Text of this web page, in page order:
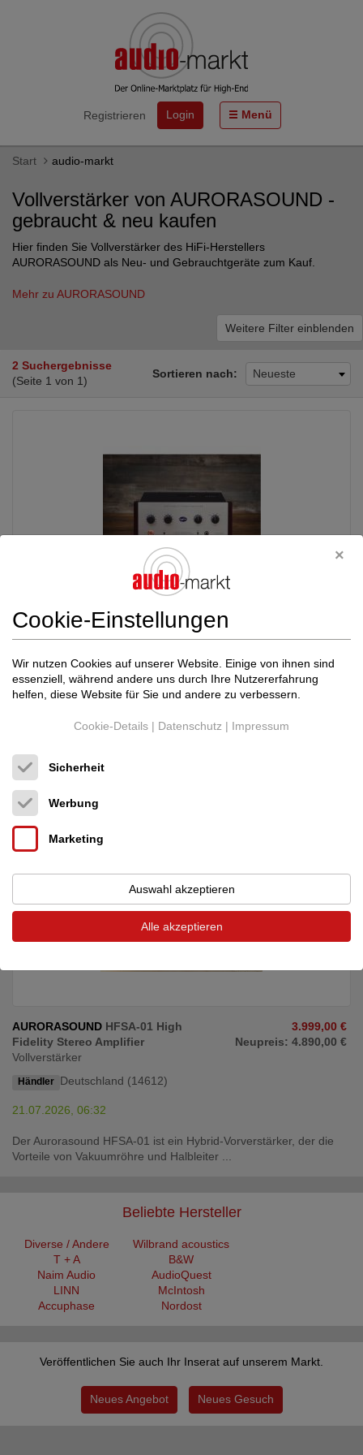
Registrieren Login Menü
Start audio-markt
Vollverstärker von AURORASOUND -
gebraucht & neu kaufen
Hier finden Sie Vollverstärker des HiFi-Herstellers
AURORASOUND als Neu- und Gebrauchtgeräte zum Kauf.
Mehr zu AURORASOUND
Weitere Filter einblenden
2 Suchergebnisse
(Seite 1 von 1)
Sortieren nach: Neueste
AURORASOUND HFSA 01 kleiner
musikalischer Vollverstärker mit
Klangregelung
Röhren-Vollverstärker
Neupreis: 4.450,00 €
Der Aurorasound HFSA-01 ist ein sehr musikalischer, kleiner
Vollverstärker, der besonders für Jazz und ...
AURORASOUND HFSA-01 High
Fidelity Stereo Amplifier
Vollverstärker
Händler Deutschland (14612)
3.999,00 €
Neupreis: 4.890,00 €
21.07.2026, 06:32
Der Aurorasound HFSA-01 ist ein Hybrid-Vorverstärker, der die
Vorteile von Vakuumröhre und Halbleiter ...
Beliebte Hersteller
Diverse / Andere
Wilbrand acoustics
T + A
B&W
Naim Audio
AudioQuest
LINN
McIntosh
Accuphase
Nordost
Veröffentlichen Sie auch Ihr Inserat auf unserem Markt.
Neues Angebot Neues Gesuch
Cookie-Einstellungen
Wir nutzen Cookies auf unserer Website. Einige von ihnen sind
essenziell, während andere uns durch Ihre Nutzererfahrung
helfen, diese Website für Sie und andere zu verbessern.
Cookie-Details | Datenschutz | Impressum
Sicherheit
Werbung
Marketing
Auswahl akzeptieren
Alle akzeptieren